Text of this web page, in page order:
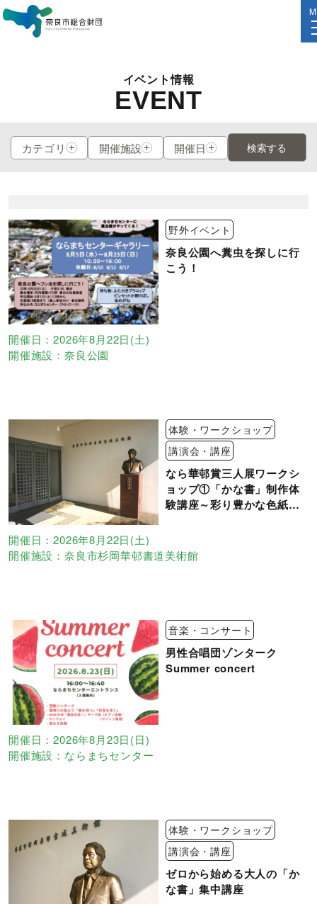
イベント情報
EVENT
カテゴリ 開催施設 開催日 検索する
野外イベント
奈良公園へ糞虫を探しに行
こう！
開催日：2026年8月22日(土)
開催施設：奈良公園
体験・ワークショップ
講演会・講座
なら華邨賞三人展ワークシ
ョップ①「かな書」制作体
験講座～彩り豊かな色紙に
開催日：2026年8月22日(土)
開催施設：奈良市杉岡華邨書道美術館
音楽・コンサート
男性合唱団ゾンターク
Summer concert
開催日：2026年8月23日(日)
開催施設：ならまちセンター
体験・ワークショップ
講演会・講座
ゼロから始める大人の「か
な書」集中講座